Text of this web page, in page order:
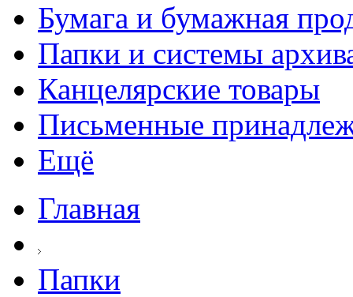
Бумага и бумажная
Папки и системы
Канцелярские товары
Письменные
Ещё
Главная
Папки